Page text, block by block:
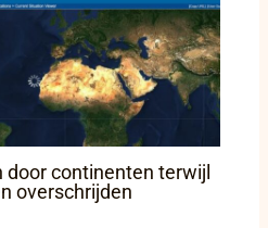
door continenten terwijl
overschrijden